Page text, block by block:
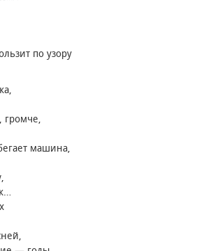
по узору
громче,
машина,